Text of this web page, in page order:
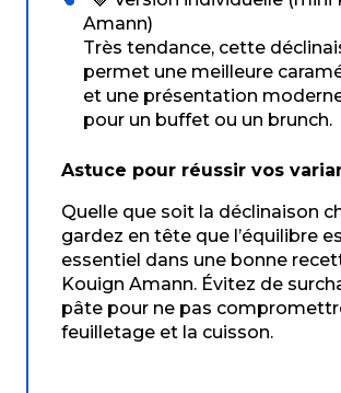
Amann)
Très tendance, cette
permet une meilleure
et une présentation
pour un buffet ou un brunch.
Astuce pour réussir vos
Quelle que soit la déclinaison
gardez en tête que l’équilibre
essentiel dans une bonne
Kouign Amann. Évitez de
pâte pour ne pas
feuilletage et la cuisson.